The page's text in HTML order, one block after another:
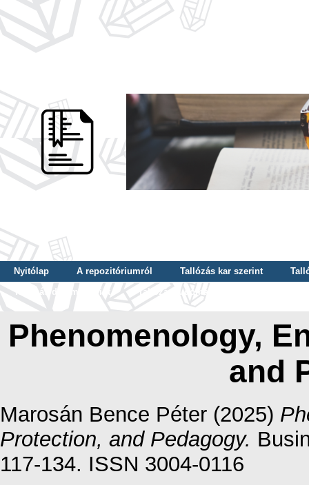
Nyitólap A repozitóriumról Tallózás kar szerint
Tallózás dátum szerint
Tallózás tudományterület szerint
Phenomenology,
and
Marosán Bence Péter (2025)
Protection, and Pedagogy.
117-134. ISSN 3004-0116